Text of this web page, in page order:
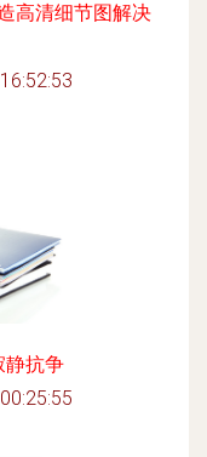
高清细节图解决
静抗争